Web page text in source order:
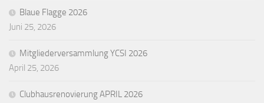
Blaue Flagge 2026
Juni 25, 2026
Mitgliederversammlung YCSI 2026
April 25, 2026
Clubhausrenovierung APRIL 2026